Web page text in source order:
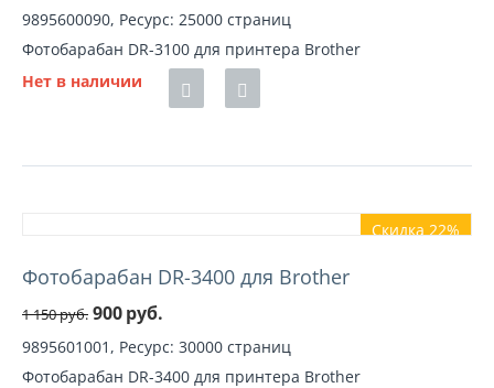
9895600090, Ресурс: 25000 страниц
Фотобарабан DR-3100 для принтера Brother
Нет в наличии
Скидка 22%
Фотобарабан DR-3400 для Brother
1 150руб. 900руб.
9895601001, Ресурс: 30000 страниц
Фотобарабан DR-3400 для принтера Brother